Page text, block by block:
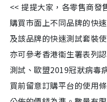
<< 提提大家，各零售商發
購買市面上不同品牌的快
及該品牌的快速測試套裝
亦可參考香港衞生署表列
測試、歐盟2019冠狀病毒
買前留意訂購平台的使用